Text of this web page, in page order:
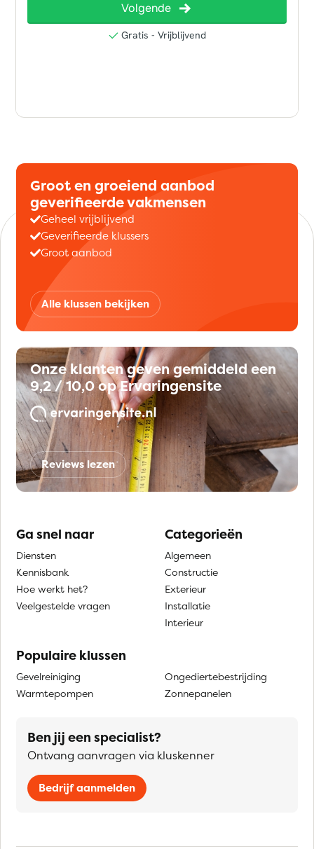
Groot en groeiend aanbod
geverifieerde vakmensen
Geheel vrijblijvend
Geverifieerde klussers
Groot aanbod
Alle klussen bekijken
Onze klanten geven gemiddeld een
9,2 / 10,0 op Ervaringensite
Reviews lezen
Ga snel naar
Diensten
Kennisbank
Hoe werkt het?
Veelgestelde vragen
Categorieën
Algemeen
Constructie
Exterieur
Installatie
Interieur
Populaire klussen
Gevelreiniging
Warmtepompen
Ongediertebestrijding
Zonnepanelen
Ben jij een specialist?
Ontvang aanvragen via kluskenner
Bedrijf aanmelden